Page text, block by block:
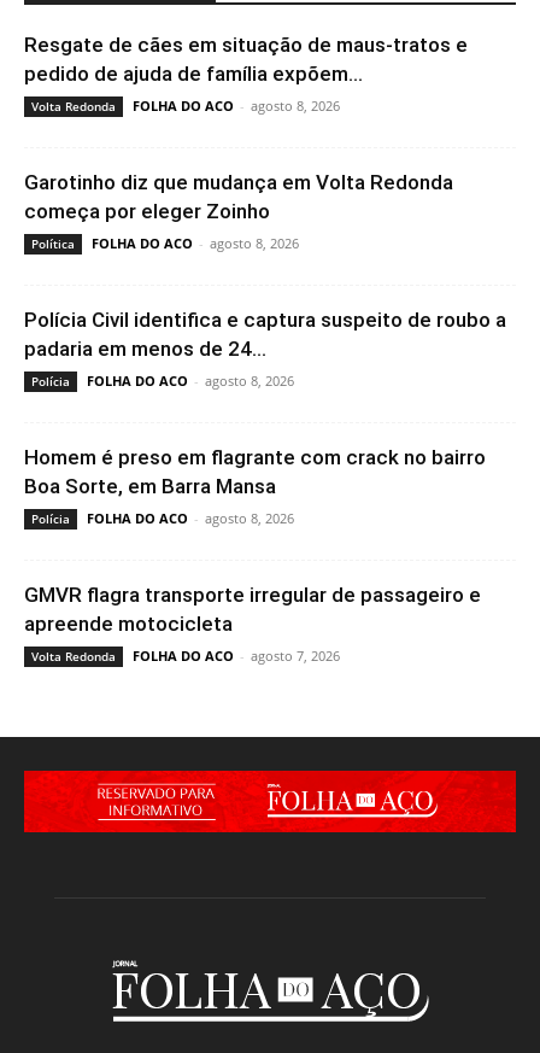
Resgate de cães em situação de maus-tratos e
pedido de ajuda de família expõem...
Volta Redonda FOLHA DO ACO - agosto 8, 2026
Garotinho diz que mudança em Volta Redonda
começa por eleger Zoinho
Política FOLHA DO ACO - agosto 8, 2026
Polícia Civil identifica e captura suspeito de roubo a
padaria em menos de 24...
Polícia FOLHA DO ACO - agosto 8, 2026
Homem é preso em flagrante com crack no bairro
Boa Sorte, em Barra Mansa
Polícia FOLHA DO ACO - agosto 8, 2026
GMVR flagra transporte irregular de passageiro e
apreende motocicleta
Volta Redonda FOLHA DO ACO - agosto 7, 2026